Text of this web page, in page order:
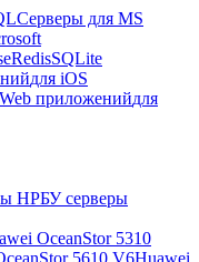
Серверы для MS
RedisSQLite
для iOS
приложенийдля
HPБУ серверы
OceanStor 5310
5610 V6Huawei